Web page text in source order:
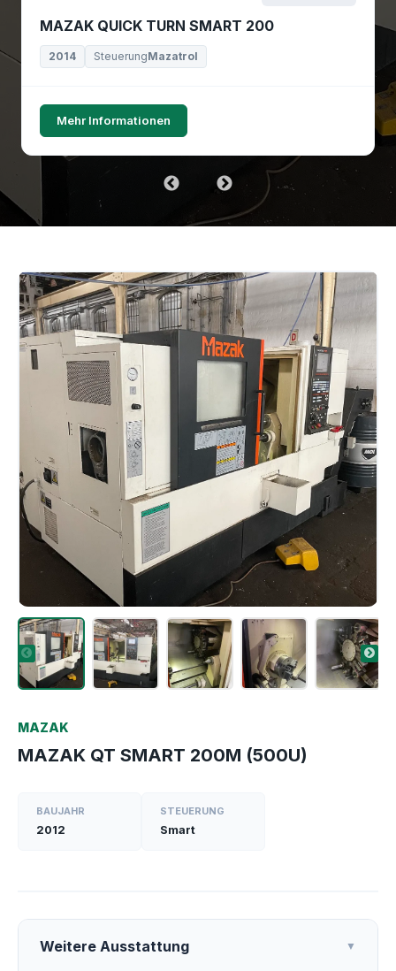
MAZAK QUICK TURN SMART 200
2014 SteuerungMazatrol
Mehr Informationen
MAZAK
MAZAK QT SMART 200M (500U)
BAUJAHR
2012
STEUERUNG
Smart
Weitere Ausstattung ▼